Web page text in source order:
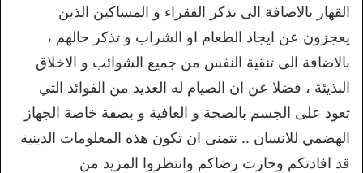
القهار بالاضافة الى تذكر الفقراء و المساكين الذين
يعجزون عن ايجاد الطعام او الشراب و تذكر حالهم ،
بالاضافة الى تنقية النفس من جميع الشوائب و الاخلاق
البذيئة ، فضلا عن ان الصيام له العديد من الفوائد التي
تعود على الجسم بالصحة و العافية و بصفة خاصة الجهاز
الهضمي للانسان .. نتمنى ان تكون هذه المعلومات الدينية
قد افادتكم وحازت رضاكم وانتظروا المزيد من